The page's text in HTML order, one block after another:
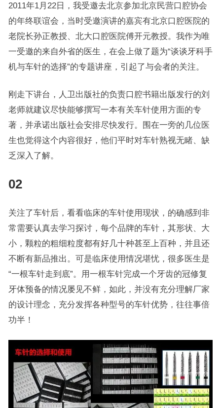
2011年1月22日，我受邀去北京参加北京民营口腔协会
的年终联谊会，当时受邀演讲的嘉宾有北京口腔医院的
老院长孙正教授、北大口腔医院傅开元教授。我作为唯
一受邀的来自外省的医生，在会上做了题为“谈谈牙科手
机与车针的选择”的专题讲座，引起了与会者的关注。
刚走下讲台，人卫出版社的负责口腔书籍出版发行的刘
老师就建议尽快能够撰写一本有关车针使用方面的专
著，并承诺出版社会安排尽快发行。围在一旁的几位医
生也觉得这个内容很好，他们平时对车针熟视无睹、缺
乏深入了解。
02
关注了车针后，看看临床的车针使用现状，的确感到非
常需要认真去学习探讨，每个品牌的车针，其形状、大
小，颗粒的粗细粒度都有好几十种甚至上百种，并且还
不断有新品推出。可是临床使用情况堪忧，很多医生是
“一根车针走到底”。用一根车针完成一个牙齿的冠修复
牙体预备的情况屡见不鲜，如此，并没有充分理解厂家
的设计理念，充分发挥各种型号的车针优势，往往事倍
功半！